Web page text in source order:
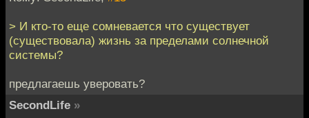
> И кто-то еще сомневается что существует
(существовала) жизнь за пределами солнечной
системы?
предлагаешь уверовать?
SecondLife »